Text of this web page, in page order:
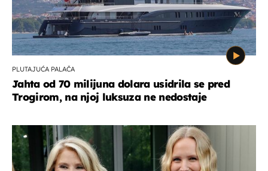
PLUTAJUĆA PALAČA
Jahta od 70 milijuna dolara usidrila se pred
Trogirom, na njoj luksuza ne nedostaje